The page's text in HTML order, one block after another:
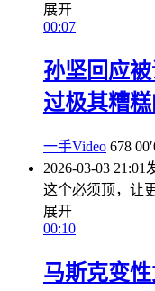
展开
00:07
孙坚回应
过极其糟
一手Video 678
2026-03-03 21:01
这个必须顶，让
展开
00:10
马斯克变